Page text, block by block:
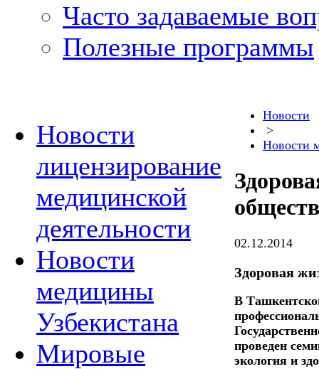
Часто задаваемые
Полезные программы
Новости
лицензирование
медицинской
деятельности
Новости
медицины
Узбекистана
Мировые
Новости
>
Новости
02.12.2014
Здоровая
В
проведен
экология и